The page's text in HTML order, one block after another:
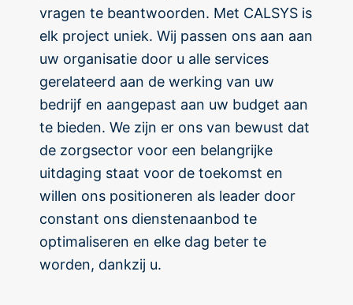
vragen te beantwoorden. Met CALSYS is
elk project uniek. Wij passen ons aan aan
uw organisatie door u alle services
gerelateerd aan de werking van uw
bedrijf en aangepast aan uw budget aan
te bieden. We zijn er ons van bewust dat
de zorgsector voor een belangrijke
uitdaging staat voor de toekomst en
willen ons positioneren als leader door
constant ons dienstenaanbod te
optimaliseren en elke dag beter te
worden, dankzij u.